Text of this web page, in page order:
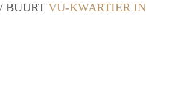
BUURT VU-KWARTIER IN